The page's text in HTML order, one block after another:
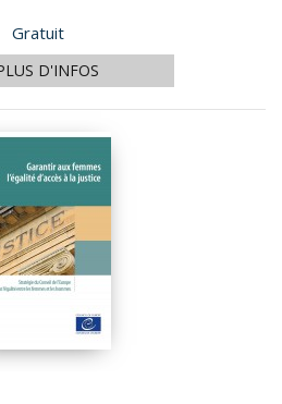
Prix
Gratuit
D'INFOS